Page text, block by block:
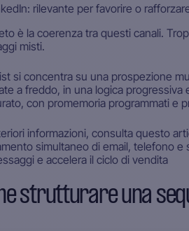
rilevante per favorire o
è la coerenza tra questi canali.
misti.
si concentra su una prospezione
a freddo, in una logica
con promemoria programmati e
informazioni, consulta questo
simultaneo di email, telefono e
e accelera il ciclo di vendita
strutturare una